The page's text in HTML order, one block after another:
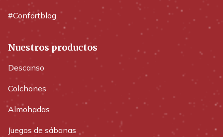
#Confortblog
Nuestros productos
Descanso
Colchones
Almohadas
Juegos de sábanas